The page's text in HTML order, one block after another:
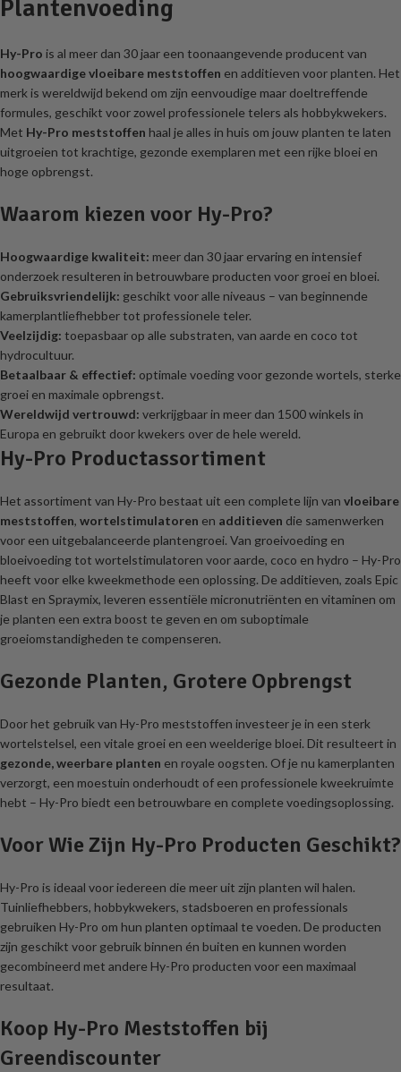
Plantenvoeding
Hy-Pro is al meer dan 30 jaar een toonaangevende producent van
hoogwaardige vloeibare meststoffen en additieven voor planten. Het
merk is wereldwijd bekend om zijn eenvoudige maar doeltreffende
formules, geschikt voor zowel professionele telers als hobbykwekers.
Met Hy-Pro meststoffen haal je alles in huis om jouw planten te laten
uitgroeien tot krachtige, gezonde exemplaren met een rijke bloei en
hoge opbrengst.
Waarom kiezen voor Hy-Pro?
Hoogwaardige kwaliteit: meer dan 30 jaar ervaring en intensief
onderzoek resulteren in betrouwbare producten voor groei en bloei.
Gebruiksvriendelijk: geschikt voor alle niveaus – van beginnende
kamerplantliefhebber tot professionele teler.
Veelzijdig: toepasbaar op alle substraten, van aarde en coco tot
hydrocultuur.
Betaalbaar & effectief: optimale voeding voor gezonde wortels, sterke
groei en maximale opbrengst.
Wereldwijd vertrouwd: verkrijgbaar in meer dan 1500 winkels in
Europa en gebruikt door kwekers over de hele wereld.
Hy-Pro Productassortiment
Het assortiment van Hy-Pro bestaat uit een complete lijn van vloeibare
meststoffen, wortelstimulatoren en additieven die samenwerken
voor een uitgebalanceerde plantengroei. Van groeivoeding en
bloeivoeding tot wortelstimulatoren voor aarde, coco en hydro – Hy-Pro
heeft voor elke kweekmethode een oplossing. De additieven, zoals Epic
Blast en Spraymix, leveren essentiële micronutriënten en vitaminen om
je planten een extra boost te geven en om suboptimale
groeiomstandigheden te compenseren.
Gezonde Planten, Grotere Opbrengst
Door het gebruik van Hy-Pro meststoffen investeer je in een sterk
wortelstelsel, een vitale groei en een weelderige bloei. Dit resulteert in
gezonde, weerbare planten en royale oogsten. Of je nu kamerplanten
verzorgt, een moestuin onderhoudt of een professionele kweekruimte
hebt – Hy-Pro biedt een betrouwbare en complete voedingsoplossing.
Voor Wie Zijn Hy-Pro Producten Geschikt?
Hy-Pro is ideaal voor iedereen die meer uit zijn planten wil halen.
Tuinliefhebbers, hobbykwekers, stadsboeren en professionals
gebruiken Hy-Pro om hun planten optimaal te voeden. De producten
zijn geschikt voor gebruik binnen én buiten en kunnen worden
gecombineerd met andere Hy-Pro producten voor een maximaal
resultaat.
Koop Hy-Pro Meststoffen bij
Greendiscounter